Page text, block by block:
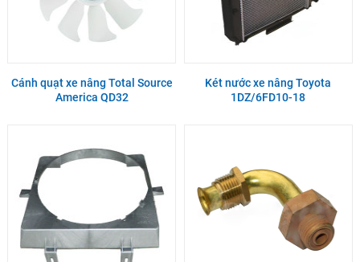
Cánh quạt xe nâng Total Source
America QD32
Két nước xe nâng Toyota
1DZ/6FD10-18